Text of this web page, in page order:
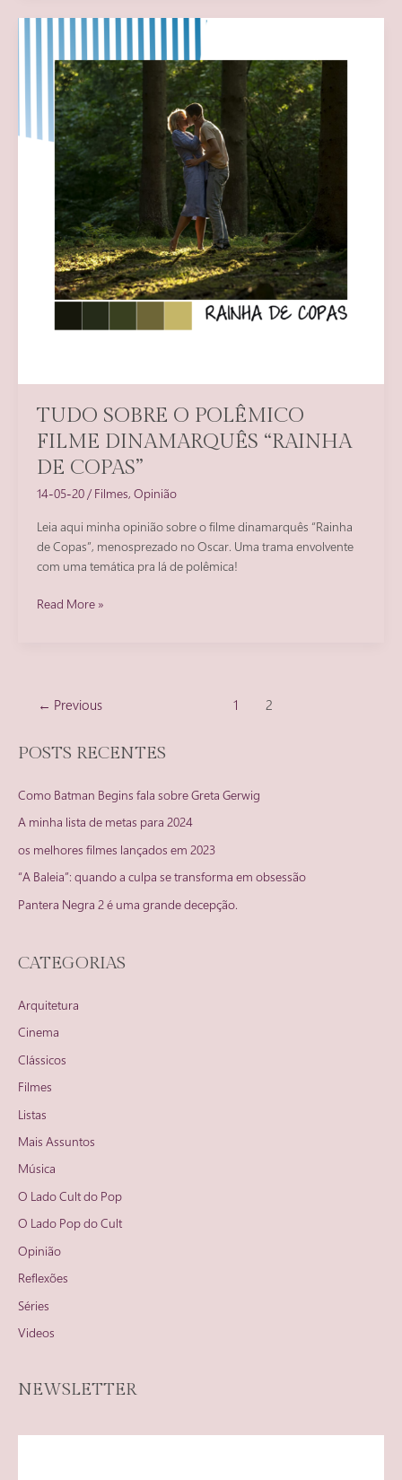
agosto
TUDO SOBRE O POLÊMICO
FILME DINAMARQUÊS “RAINHA
DE COPAS”
14-05-20/Filmes, Opinião
Leia aqui minha opinião sobre o filme dinamarquês “Rainha
de Copas”, menosprezado no Oscar. Uma trama envolvente
com uma temática pra lá de polêmica!
Tudo
dinamarquês
Copas”
Read More »
Paginação
← Previous 1 2
POSTS RECENTES
Como Batman Begins fala sobre Greta Gerwig
A minha lista de metas para 2024
os melhores filmes lançados em 2023
“A Baleia”: quando a culpa se transforma em obsessão
Pantera Negra 2 é uma grande decepção.
CATEGORIAS
Arquitetura
Cinema
Clássicos
Filmes
Listas
Mais Assuntos
Música
O Lado Cult do Pop
O Lado Pop do Cult
Opinião
Reflexões
Séries
Videos
NEWSLETTER